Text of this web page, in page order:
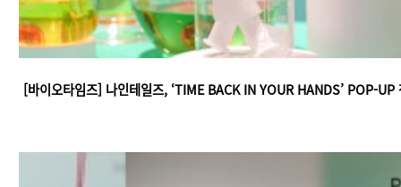
[바이오타임즈] 나인테일즈, ‘TIME BACK IN YOUR HANDS’ POP-